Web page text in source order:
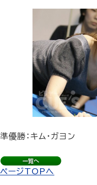
準優勝：キム・ガヨン
ページTOPへ